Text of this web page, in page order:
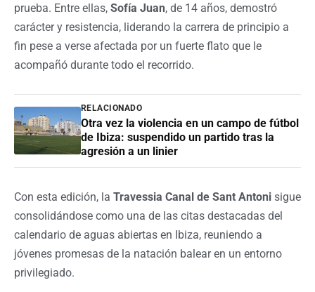
prueba. Entre ellas, Sofía Juan, de 14 años, demostró
carácter y resistencia, liderando la carrera de principio a
fin pese a verse afectada por un fuerte flato que le
acompañó durante todo el recorrido.
RELACIONADO
Otra vez la violencia en un campo de fútbol
de Ibiza: suspendido un partido tras la
agresión a un linier
Con esta edición, la Travessia Canal de Sant Antoni sigue
consolidándose como una de las citas destacadas del
calendario de aguas abiertas en Ibiza, reuniendo a
jóvenes promesas de la natación balear en un entorno
privilegiado.